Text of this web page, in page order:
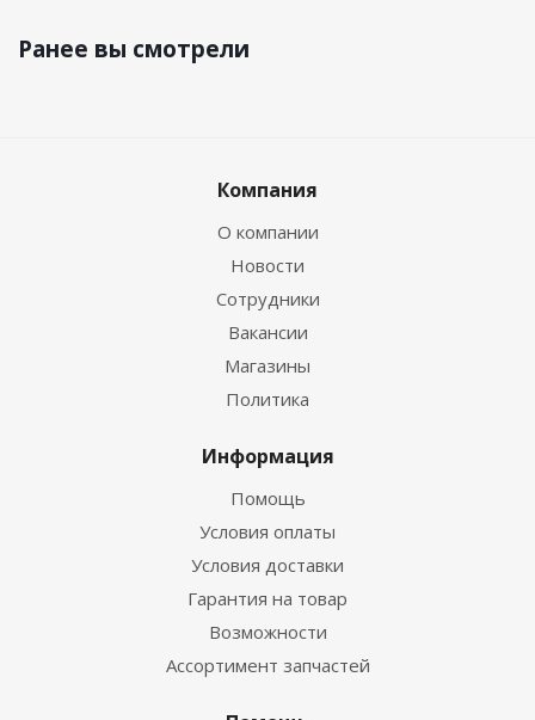
Ранее вы смотрели
Компания
О компании
Новости
Сотрудники
Вакансии
Магазины
Политика
Информация
Помощь
Условия оплаты
Условия доставки
Гарантия на товар
Возможности
Ассортимент запчастей